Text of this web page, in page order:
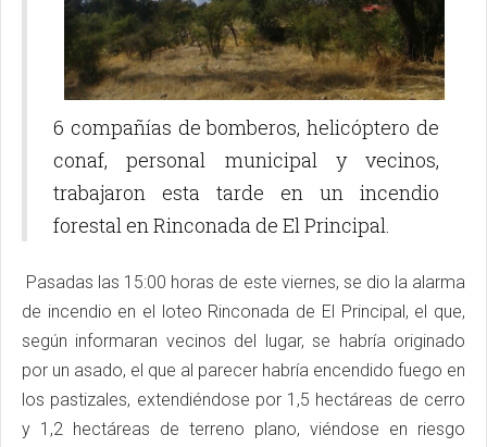
6 compañías de bomberos, helicóptero de
conaf, personal municipal y vecinos,
trabajaron esta tarde en un incendio
forestal en Rinconada de El Principal.
Pasadas las 15:00 horas de este viernes, se dio la alarma
de incendio en el loteo Rinconada de El Principal, el que,
según informaran vecinos del lugar, se habría originado
por un asado, el que al parecer habría encendido fuego en
los pastizales, extendiéndose por 1,5 hectáreas de cerro
y 1,2 hectáreas de terreno plano, viéndose en riesgo